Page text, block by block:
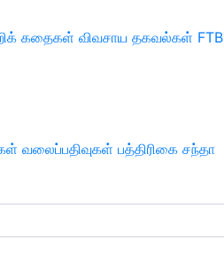
கதைகள் விவசாய தகவல்கள் FTB
வலைப்பதிவுகள் பத்திரிகை சந்தா